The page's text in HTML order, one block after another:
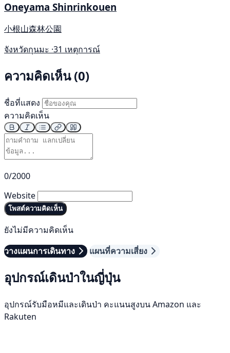
Oneyama Shinrinkouen
小根山森林公園
จังหวัดกุนมะ ·31 เหตุการณ์
ความคิดเห็น (0)
ชื่อที่แสดง
ความคิดเห็น
0/2000
Website
โพสต์ความคิดเห็น
ยังไม่มีความคิดเห็น
วางแผนการเดินทาง
แผนที่ความเสี่ยง
อุปกรณ์เดินป่าในญี่ปุ่น
อุปกรณ์รับมือหมีและเดินป่า คะแนนสูงบน Amazon และ
Rakuten